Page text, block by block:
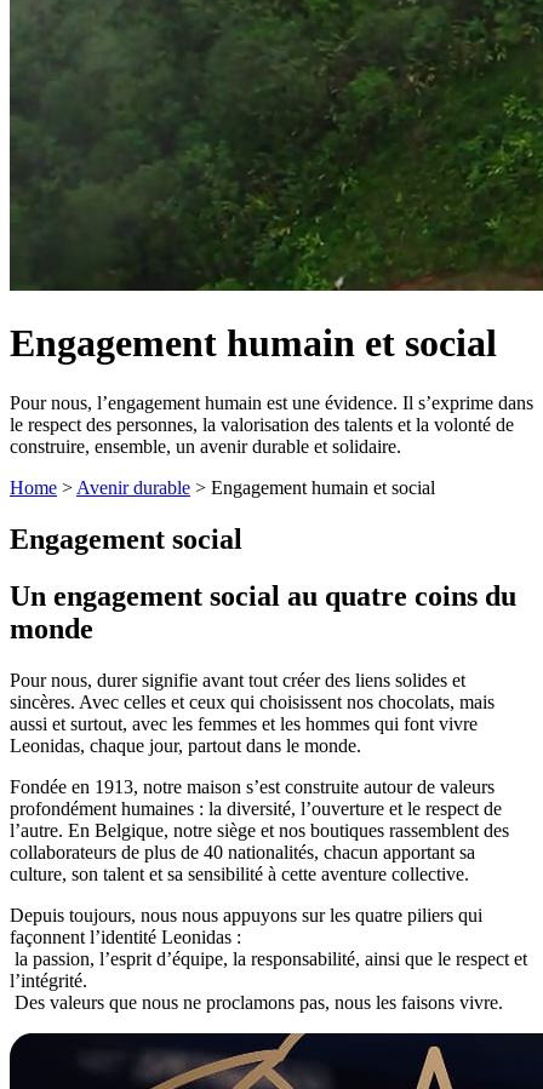
Engagement humain et social
Pour nous, l’engagement humain est une évidence. Il s’exprime dans
le respect des personnes, la valorisation des talents et la volonté de
construire, ensemble, un avenir durable et solidaire.
Home > Avenir durable > Engagement humain et social
Engagement social
Un engagement social au quatre coins du
monde
Pour nous, durer signifie avant tout créer des liens solides et
sincères. Avec celles et ceux qui choisissent nos chocolats, mais
aussi et surtout, avec les femmes et les hommes qui font vivre
Leonidas, chaque jour, partout dans le monde.
Fondée en 1913, notre maison s’est construite autour de valeurs
profondément humaines : la diversité, l’ouverture et le respect de
l’autre. En Belgique, notre siège et nos boutiques rassemblent des
collaborateurs de plus de 40 nationalités, chacun apportant sa
culture, son talent et sa sensibilité à cette aventure collective.
Depuis toujours, nous nous appuyons sur les quatre piliers qui
façonnent l’identité Leonidas :
la passion, l’esprit d’équipe, la responsabilité, ainsi que le respect et
l’intégrité.
Des valeurs que nous ne proclamons pas, nous les faisons vivre.